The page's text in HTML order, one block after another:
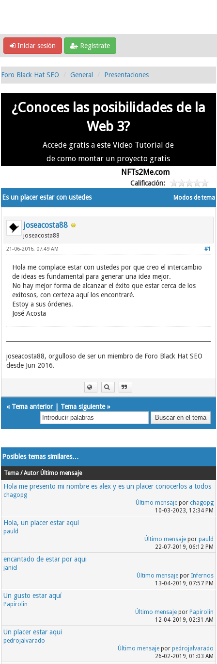
Iniciar sesión Regístrate
Foro Black Hat SEO General Presentaciones
¿Conoces las posibilidades de la
Web 3?
Accede gratis a este Video Tutorial de
de como montar un proyecto gratis
NFTs2Me.com
Calificación:
Modos de tema
Es un placer estar con ustedes
joseacosta88
joseacosta88
#1
21-06-2016, 07:49 AM
Hola me complace estar con ustedes por que creo el intercambio
de ideas es fundamental para generar una idea mejor.
No hay mejor forma de alcanzar el éxito que estar cerca de los
exitosos, con certeza aquí los encontraré.
Estoy a sus órdenes.
José Acosta
joseacosta88, orgulloso de ser un miembro de Foro Black Hat SEO
desde Jun 2016.
« Tema anterior| Tema siguiente»
Posibles temas similares…
Tema / Autor Último mensaje
Hola me presento mi nombre es alex y es un placer conocerlos a todos
chagopg
Último mensajepor chagopg
10-03-2023, 12:34 PM
Hola, un placer estar aqui
pauld
Último mensajepor pauld
22-07-2019, 06:12 PM
encantado de estar por aqui
janiel
Último mensajepor Infernos
13-04-2019, 07:57 PM
Un gusto estar aquí
Papirolin
Último mensajepor Papirolin
12-04-2019, 02:31 AM
Un placer estar aqui
pedrojalvarado
Último mensajepor pedrojalvarado
26-02-2019, 01:03 AM